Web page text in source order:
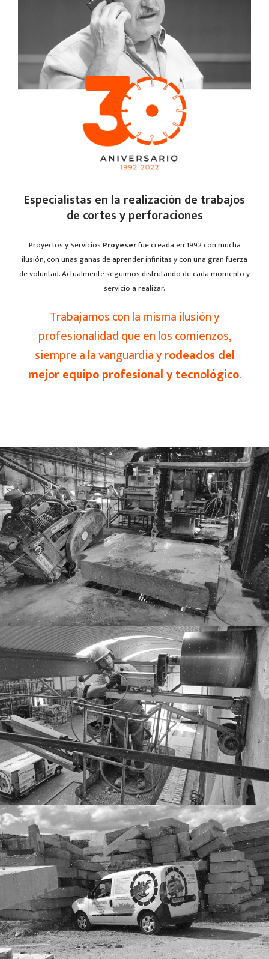
Especialistas en la realización de trabajos
de cortes y perforaciones
Proyectos y Servicios Proyeserfue creada en 1992 con mucha
ilusión, con unas ganas de aprender infinitas y con una gran fuerza
de voluntad. Actualmente seguimos disfrutando de cada momento y
servicio a realizar.
Trabajamos con la misma ilusión y
profesionalidad que en los comienzos,
siempre a la vanguardia yrodeados del
mejor equipo profesional y tecnológico.